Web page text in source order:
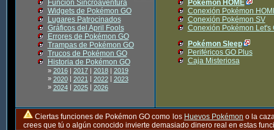
Función Sincroaventura
Widgets de Pokémon GO
Lugares Patrocinados
Gráficos del April Fools
Errores de Pokémon GO
Trampas de Pokémon GO
Trucos de Pokémon GO
Historia de Pokémon GO
» 2016| 2017| 2018| 2019
» 2020| 2021| 2022| 2023
» 2024| 2025| 2026
Pokémon HOME
Conexión Pokémon
Conexión Pokémon SV
Conexión Pokémon Let's
Pokémon Sleep
Periféricos GO Plus
Caja Misteriosa
Ciertas funciones de Pokémon GO como los Huevos Pokémon o la
crees que tú o algún conocido invierte demasiado dinero real en estas